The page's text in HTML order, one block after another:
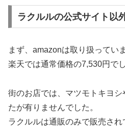
ラクルルの公式サイト以
まず、amazonは取り扱ってい
楽天では通常価格の7,530円でし
街のお店では、マツモトキヨ
たが有りませんでした。
ラクルルは通販のみで販売され